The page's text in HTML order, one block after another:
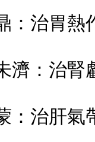
：治胃熱
濟：治腎
：治肝氣